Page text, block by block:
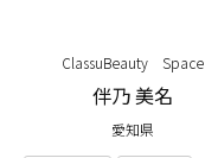
ClassuBeauty Space
伴乃 美名
愛知県